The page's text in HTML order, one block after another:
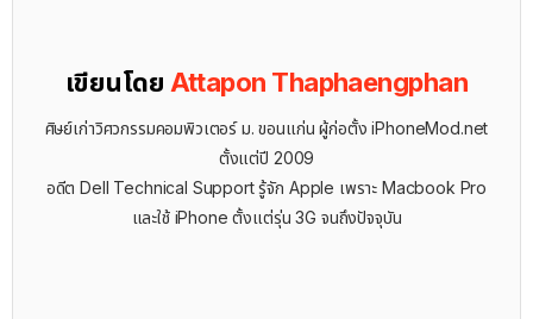
เขียนโดย Attapon Thaphaengphan
ศิษย์เก่าวิศวกรรมคอมพิวเตอร์ ม. ขอนแก่น ผู้ก่อตั้ง iPhoneMod.net
ตั้งแต่ปี 2009
อดีต Dell Technical Support รู้จัก ​Apple เพราะ Macbook Pro
และใช้ iPhone ตั้งแต่รุ่น 3G จนถึงปัจจุบัน